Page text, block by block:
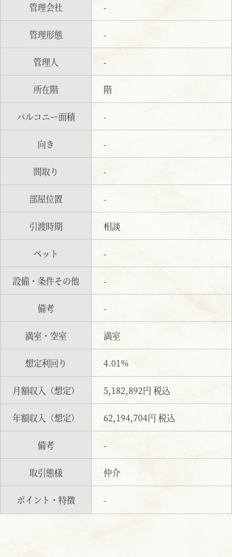
管理会社 -
管理形態 -
管理人 -
所在階 階
バルコニー面積 -
向き -
間取り -
部屋位置 -
引渡時期 相談
ペット -
設備・条件その他 -
備考 -
満室・空室 満室
想定利回り 4.01%
月額収入（想定） 5,182,892円 税込
年額収入（想定） 62,194,704円 税込
備考 -
取引態様 仲介
ポイント・特徴 -